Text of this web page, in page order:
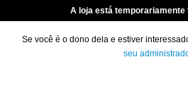
A loja está temporariamente
Se você é o dono dela e estiver
seu